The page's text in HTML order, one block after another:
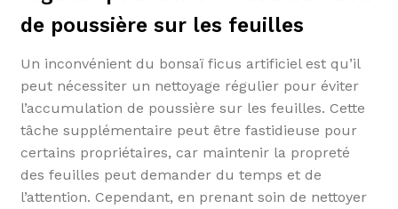
de poussière sur les feuilles
Un inconvénient du bonsaï ficus artificiel est qu’il
peut nécessiter un nettoyage régulier pour éviter
l’accumulation de poussière sur les feuilles. Cette
tâche supplémentaire peut être fastidieuse pour
certains propriétaires, car maintenir la propreté
des feuilles peut demander du temps et de
l’attention. Cependant, en prenant soin de nettoyer